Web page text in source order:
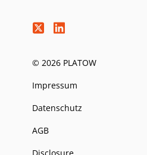
© 2026 PLATOW
Impressum
Datenschutz
AGB